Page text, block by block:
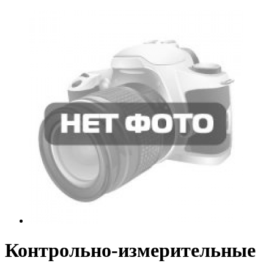
Контрольно-измерительные